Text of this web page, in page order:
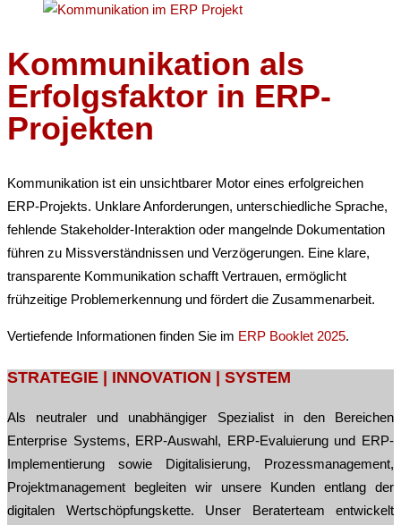
Kommunikation als
Erfolgsfaktor in ERP-
Projekten
Kommunikation ist ein unsichtbarer Motor eines erfolgreichen
ERP-Projekts. Unklare Anforderungen, unterschiedliche Sprache,
fehlende Stakeholder-Interaktion oder mangelnde Dokumentation
führen zu Missverständnissen und Verzögerungen. Eine klare,
transparente Kommunikation schafft Vertrauen, ermöglicht
frühzeitige Problemerkennung und fördert die Zusammenarbeit.
Vertiefende Informationen finden Sie im ERP Booklet 2025.
STRATEGIE | INNOVATION | SYSTEM
Als neutraler und unabhängiger Spezialist in den Bereichen
Enterprise Systems, ERP-Auswahl, ERP-Evaluierung und ERP-
Implementierung sowie Digitalisierung, Prozessmanagement,
Projektmanagement begleiten wir unsere Kunden entlang der
digitalen Wertschöpfungskette. Unser Beraterteam entwickelt